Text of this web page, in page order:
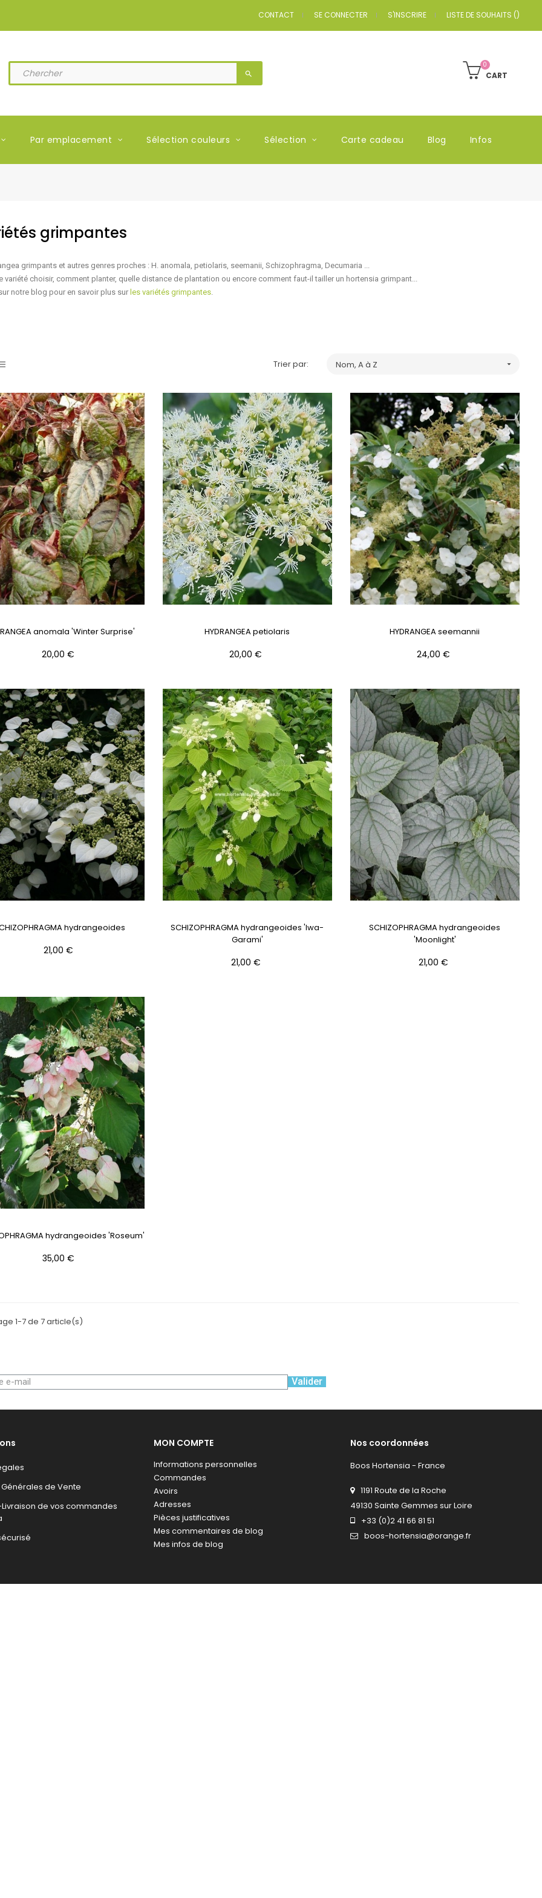
CONTACT SE CONNECTER S'INSCRIRE LISTE DE SOUHAITS ()
search
0
CART
Par emplacement Sélection couleurs Sélection Carte cadeau Blog Infos
grimpantes
grimpants et autres genres proches : H. anomala, petiolaris, seemanii, Schizophragma, Decumaria ...
variété choisir, comment planter, quelle distance de plantation ou encore comment faut-il tailler un hortensia grimpant...
notre blog pour en savoir plus sur les variétés grimpantes.
Trier par: Nom, A à Z 
anomala 'Winter Surprise'
Prix
20,00 €
HYDRANGEA petiolaris
Prix
20,00 €
HYDRANGEA seemannii
Prix
24,00 €
hydrangeoides
Prix
21,00 €
SCHIZOPHRAGMA hydrangeoides 'Iwa-
Garami'
Prix
21,00 €
SCHIZOPHRAGMA hydrangeoides
'Moonlight'
Prix
21,00 €
hydrangeoides 'Roseum'
Prix
35,00 €
1-7 de 7 article(s)
Valider
de Vente
de vos commandes
MON COMPTE
Informations personnelles
Commandes
Avoirs
Adresses
Pièces justificatives
Mes commentaires de blog
Mes infos de blog
Nos coordonnées
Boos Hortensia - France
1191 Route de la Roche
49130 Sainte Gemmes sur Loire
+33 (0)2 41 66 81 51
boos-hortensia@orange.fr